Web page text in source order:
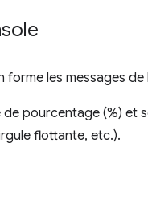
forme les messages de
pourcentage (%) et
flottante, etc.).